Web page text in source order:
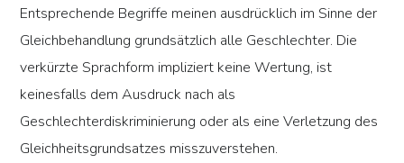
Entsprechende Begriffe meinen ausdrücklich im Sinne der
Gleichbehandlung grundsätzlich alle Geschlechter. Die
verkürzte Sprachform impliziert keine Wertung, ist
keinesfalls dem Ausdruck nach als
Geschlechterdiskriminierung oder als eine Verletzung des
Gleichheitsgrundsatzes misszuverstehen.